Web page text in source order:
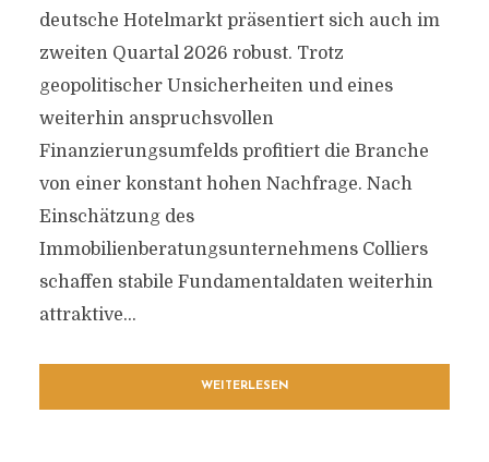
deutsche Hotelmarkt präsentiert sich auch im
zweiten Quartal 2026 robust. Trotz
geopolitischer Unsicherheiten und eines
weiterhin anspruchsvollen
Finanzierungsumfelds profitiert die Branche
von einer konstant hohen Nachfrage. Nach
Einschätzung des
Immobilienberatungsunternehmens Colliers
schaffen stabile Fundamentaldaten weiterhin
attraktive...
WEITERLESEN